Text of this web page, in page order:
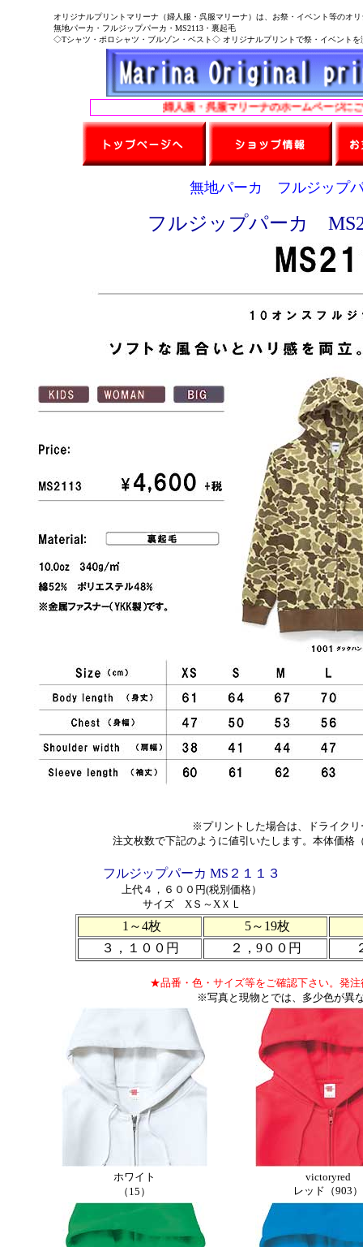
オリジナルプリントマリーナ（婦人服・呉服マリーナ）は、お祭・イベント等のオ
無地パーカ・フルジップパーカ・MS2113・裏起毛
◇Tシャツ・ポロシャツ・ブルゾン・ベスト◇ オリジナルプリントで祭・イベント
婦人服・呉服マリーナのホームページにご
無地パーカ フルジップ
フルジップパーカ
※プリントした場合は、ドライク
注文枚数で下記のように値引いたします。本体価
フルジップパーカ MS２１１３
上代４，６００円(税別価格）
サイズ XＳ～XＸＬ
1～4枚
5～19枚
３，１００円
２，9００円
★品番・色・サイズ等をご確認下さい。発
※写真と現物とでは、多少色が異
ホワイト
（15）
victoryred
レッド（903）